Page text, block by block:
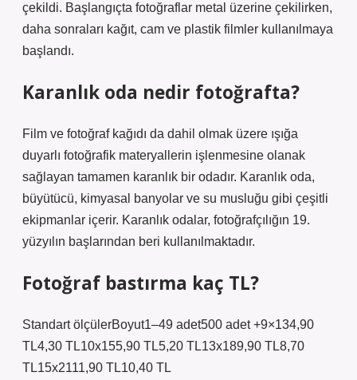
çekildi. Başlangıçta fotoğraflar metal üzerine çekilirken,
daha sonraları kağıt, cam ve plastik filmler kullanılmaya
başlandı.
Karanlık oda nedir fotoğrafta?
Film ve fotoğraf kağıdı da dahil olmak üzere ışığa
duyarlı fotoğrafik materyallerin işlenmesine olanak
sağlayan tamamen karanlık bir odadır. Karanlık oda,
büyütücü, kimyasal banyolar ve su musluğu gibi çeşitli
ekipmanlar içerir. Karanlık odalar, fotoğrafçılığın 19.
yüzyılın başlarından beri kullanılmaktadır.
Fotoğraf bastırma kaç TL?
Standart ölçülerBoyut1–49 adet500 adet +9×134,90
TL4,30 TL10x155,90 TL5,20 TL13x189,90 TL8,70
TL15x2111,90 TL10,40 TL